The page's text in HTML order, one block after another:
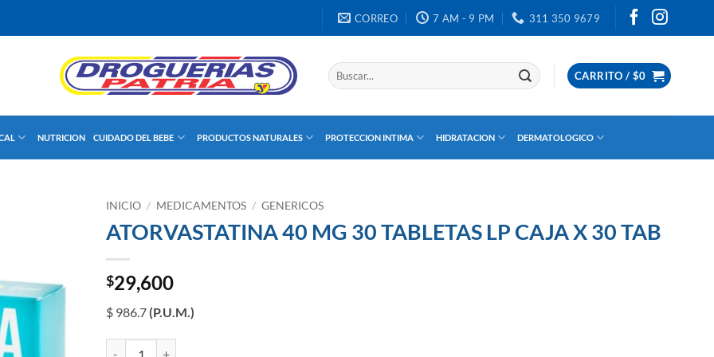
CORREO 7 AM - 9 PM 311 350 9679
Buscar
por:
CARRITO / $0
NUTRICION CUIDADO DEL BEBE PRODUCTOS NATURALES PROTECCION INTIMA HIDRATACION DERMATOLOGICO
INICIO / MEDICAMENTOS / GENERICOS
ATORVASTATINA 40 MG 30 TABLETAS LP CAJA X 30 TAB
$29,600
$ 986.7(P.U.M.)